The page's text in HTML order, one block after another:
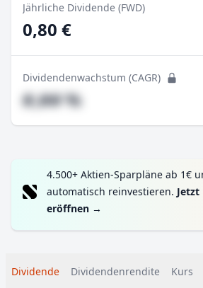
Jährliche Dividende (FWD)
0,80 €
Dividendenwachstum (CAGR)
#,## %
4.500+ Aktien-Sparpläne ab 1€
automatisch reinvestieren. Jetzt
eröffnen →
Dividende Dividendenrendite Kurs